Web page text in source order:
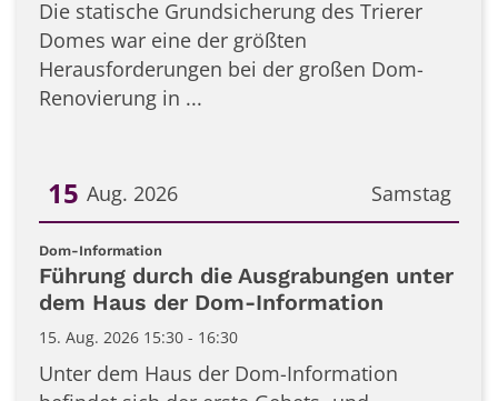
Die statische Grundsicherung des Trierer
Domes war eine der größten
Herausforderungen bei der großen Dom-
Renovierung in ...
Samstag
15 Aug. 2026
Datum: 15. August 2026
Dom-Information
Führung durch die Ausgrabungen unter
dem Haus der Dom-Information
15. Aug. 2026 15:30 - 16:30
Unter dem Haus der Dom-Information